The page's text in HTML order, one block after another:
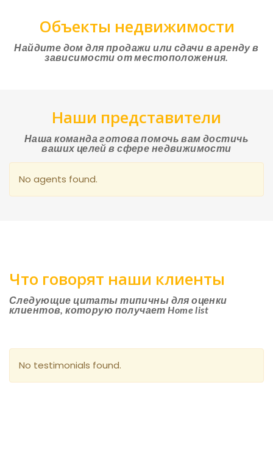
Объекты недвижимости
Найдите дом для продажи или сдачи в аренду в
зависимости от местоположения.
Наши представители
Наша команда готова помочь вам достичь
ваших целей в сфере недвижимости
No agents found.
Что говорят наши клиенты
Следующие цитаты типичны для оценки
клиентов, которую получает Home list
No testimonials found.